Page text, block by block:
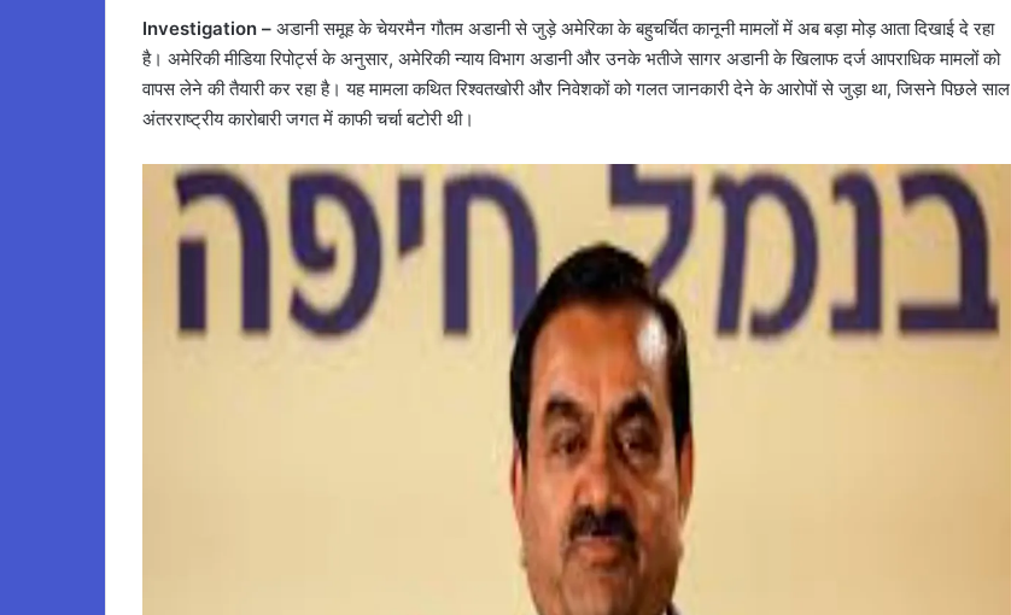
Investigation – अडानी समूह के चेयरमैन गौतम अडानी से जुड़े अमेरिका के बहुचर्चित कानूनी मामलों में अब बड़ा मोड़ आता दिखाई दे रहा
है। अमेरिकी मीडिया रिपोर्ट्स के अनुसार, अमेरिकी न्याय विभाग अडानी और उनके भतीजे सागर अडानी के खिलाफ दर्ज आपराधिक मामलों को
वापस लेने की तैयारी कर रहा है। यह मामला कथित रिश्वतखोरी और निवेशकों को गलत जानकारी देने के आरोपों से जुड़ा था, जिसने पिछले साल
अंतरराष्ट्रीय कारोबारी जगत में काफी चर्चा बटोरी थी।